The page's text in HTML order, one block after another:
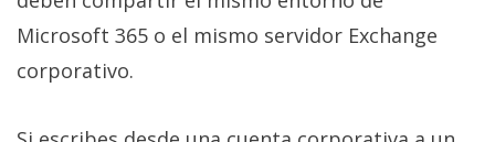
Microsoft 365 o el mismo servidor Exchange
corporativo.